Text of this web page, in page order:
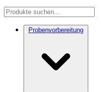
Probenvorbereitung